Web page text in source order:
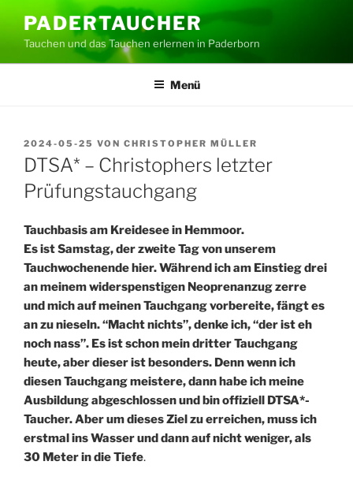
Inhalt
springen
PADERTAUCHER
Tauchen und das Tauchen erlernen in Paderborn
Menü
VERÖFFENTLICHT
AM
2024-05-25 VON CHRISTOPHER MÜLLER
DTSA* – Christophers letzter
Prüfungstauchgang
Tauchbasis am Kreidesee in Hemmoor.
Es ist Samstag, der zweite Tag von unserem
Tauchwochenende hier. Während ich am Einstieg drei
an meinem widerspenstigen Neoprenanzug zerre
und mich auf meinen Tauchgang vorbereite, fängt es
an zu nieseln. “Macht nichts”, denke ich, “der ist eh
noch nass”. Es ist schon mein dritter Tauchgang
heute, aber dieser ist besonders. Denn wenn ich
diesen Tauchgang meistere, dann habe ich meine
Ausbildung abgeschlossen und bin offiziell DTSA*-
Taucher. Aber um dieses Ziel zu erreichen, muss ich
erstmal ins Wasser und dann auf nicht weniger, als
30 Meter in die Tiefe.